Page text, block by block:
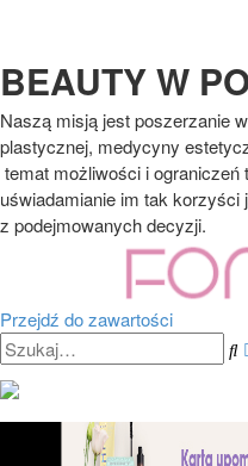
BEAUTY W
Naszą misją jest poszerzanie
plastycznej, medycyny
temat możliwości i
uświadamianie im tak
z podejmowanych decyzji.
Przejdź do zawartości